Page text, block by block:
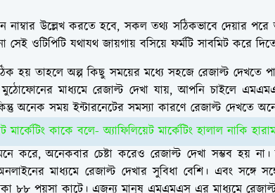
নাম্বার উল্লেখ করতে হবে, সকল তথ্য সঠিকভাবে দেয়ার
সেই ওটিপিটি যথাযথ জায়গায় বসিয়ে ফর্মটি সাবমিট করে
হয় তাহলে অল্প কিছু সময়ের মধ্যে সহজে রেজাল্ট দেখতে
মুঠোফোনের মাধ্যমে রেজাল্ট দেখা যায়, আপনি চাইলে
অনেক সময় ইন্টারনেটের সমস্যা কারণে রেজাল্ট দেখতে
মার্কেটিং কাকে বলে- অ্যাফিলিয়েট মার্কেটিং হালাল নাকি
করে, অনেকবার চেষ্টা করেও রেজাল্ট দেখা সম্ভব হয় না।
মাধ্যমে রেজাল্ট দেখার সুবিধা বেশি। এবং সঙ্গে
৮৮ পয়সা কাটে। এজন্য মানুষ এমএমএস এর মাধ্যমে